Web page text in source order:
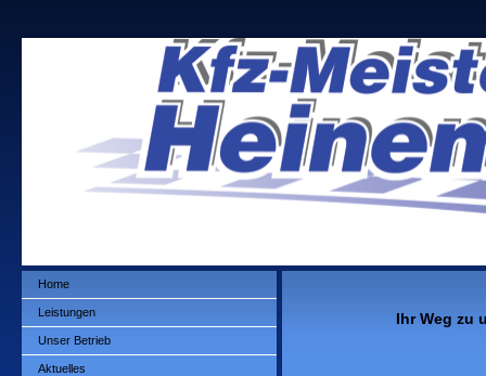
Home
Leistungen
Unser Betrieb
Aktuelles
Ihr Weg zu